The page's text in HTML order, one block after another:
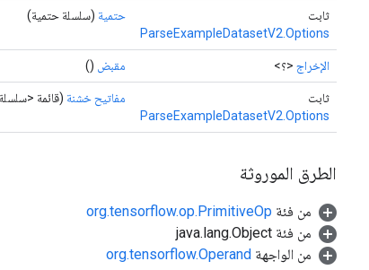
ثابت
ParseExampleDatasetV2.Options
حتمية (سلسلة حتمية)
الإخراج <؟> مقبض ()
ثابت
ParseExampleDatasetV2.Options
مفاتيح خشنة (قائمة
الطرق الموروثة
من فئة org.tensorflow.op.PrimitiveOp
من فئة java.lang.Object
من الواجهة org.tensorflow.Operand